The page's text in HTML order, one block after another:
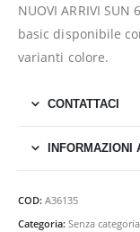
NUOVI ARRIVI SUN
basic disponibile
varianti colore.
CONTATTACI
INFORMAZIONI
COD: A36135
Categoria: Senza categoria